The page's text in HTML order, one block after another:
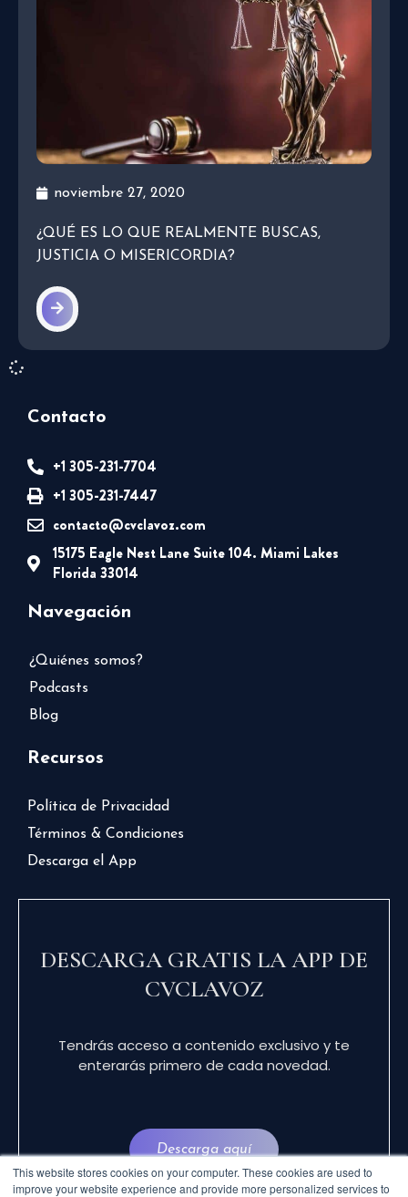
This website stores cookies on your computer. These cookies are used to
improve your website experience and provide more personalized services to
noviembre 27, 2020
¿QUÉ ES LO QUE REALMENTE BUSCAS,
JUSTICIA O MISERICORDIA?
Contacto
+1 305-231-7704
+1 305-231-7447
contacto@cvclavoz.com
15175 Eagle Nest Lane Suite 104. Miami Lakes
Florida 33014
Navegación
¿Quiénes somos?
Podcasts
Blog
Recursos
Política de Privacidad
Términos & Condiciones
Descarga el App
DESCARGA GRATIS LA APP DE
CVCLAVOZ
Tendrás acceso a contenido exclusivo y te
enterarás primero de cada novedad.
Descarga aquí